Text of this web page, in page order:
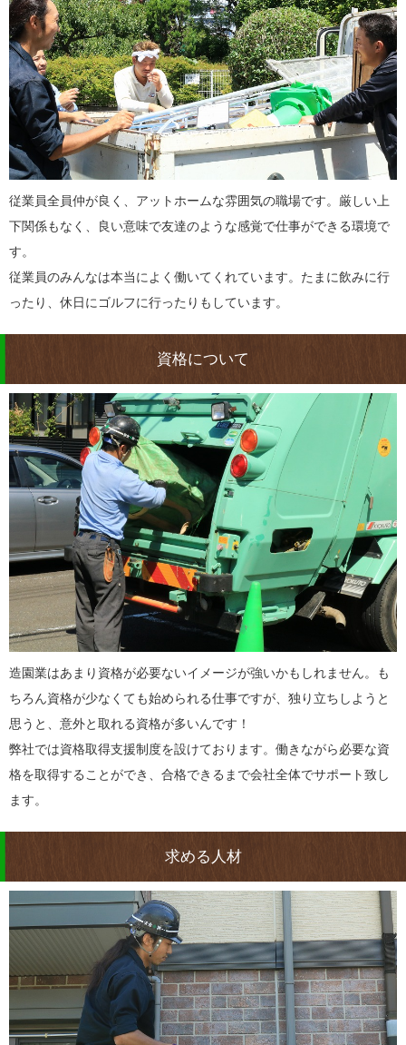
従業員全員仲が良く、アットホームな雰囲気の職場です。厳しい上
下関係もなく、良い意味で友達のような感覚で仕事ができる環境で
す。
従業員のみんなは本当によく働いてくれています。たまに飲みに行
ったり、休日にゴルフに行ったりもしています。
資格について
造園業はあまり資格が必要ないイメージが強いかもしれません。も
ちろん資格が少なくても始められる仕事ですが、独り立ちしようと
思うと、意外と取れる資格が多いんです！
弊社では資格取得支援制度を設けております。働きながら必要な資
格を取得することができ、合格できるまで会社全体でサポート致し
ます。
求める人材